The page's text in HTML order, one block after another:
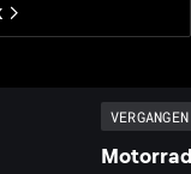
VERGANGEN